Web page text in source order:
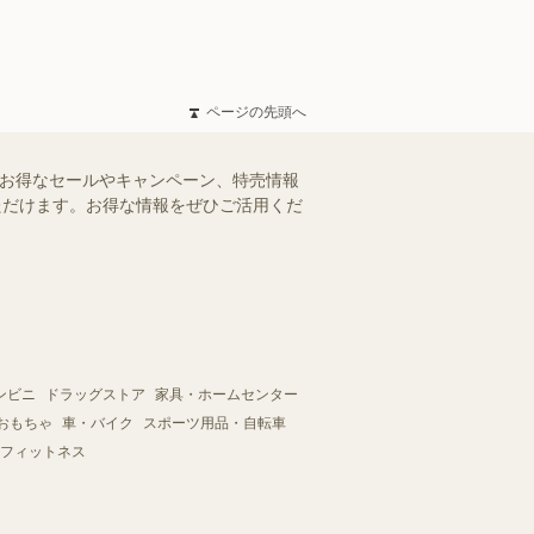
ページの先頭へ
得なセールやキャンペーン、特売情報
けます。お得な情報をぜひご活用くだ
ビニ ドラッグストア
家具・ホームセンター
もちゃ
車・バイク
スポーツ用品・自転車
ィットネス